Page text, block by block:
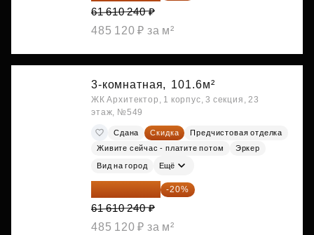
61 610 240 ₽
485 120 ₽ за м²
3-комнатная, 101.6м²
ЖК Архитектор, 1 корпус, 3 секция, 23
этаж, №549
Сдана Скидка
Предчистовая отделка
Живите сейчас - платите потом
Эркер
Вид на город Ещё
49 288 192 ₽ -20%
61 610 240 ₽
485 120 ₽ за м²